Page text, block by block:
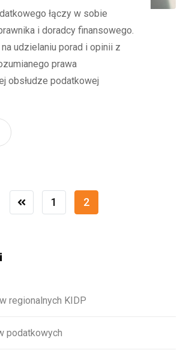
łączy w sobie
i doradcy finansowego.
udzielaniu porad i opinii z
prawa
obsłudze podatkowej
1 2
regionalnych KIDP
podatkowych